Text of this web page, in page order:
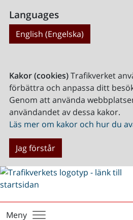
Languages
English (Engelska)
Kakor (cookies)Trafikverket
förbättra och anpassa ditt
Genom att använda
användandet av dessa kakor.
Läs mer om kakor och hur du
Jag förstår
Meny